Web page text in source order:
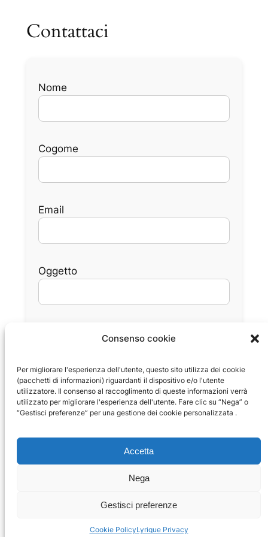
Consenso cookie
Per migliorare l'esperienza dell'utente, questo sito utilizza dei cookie
(pacchetti di informazioni) riguardanti il dispositivo e/o l'utente
utilizzatore. Il consenso al raccoglimento di queste informazioni verrà
utilizzato per migliorare l'esperienza dell'utente. Fare clic su “Nega” o
“Gestisci preferenze” per una gestione dei cookie personalizzata .
Accetta
Nega
Gestisci preferenze
Cookie PolicyLyrique Privacy
Contattaci
Nome
Cogome
Email
Oggetto